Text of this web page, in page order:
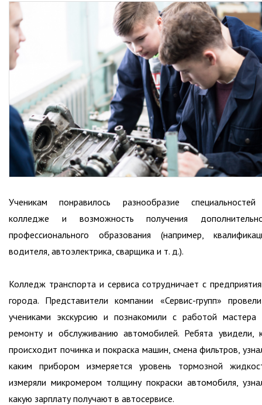
Ученикам понравилось разнообразие
колледже и возможность получения
профессионального образования (например,
водителя, автоэлектрика, сварщика и т. д.).
Колледж транспорта и сервиса сотрудничает с
города. Представители компании «Сервис-групп»
учениками экскурсию и познакомили с работой мастера
ремонту и обслуживанию автомобилей. Ребята увидели,
происходит починка и покраска машин, смена фильтров,
каким прибором измеряется уровень тормозной
измеряли микромером толщину покраски автомобиля,
какую зарплату получают в автосервисе.